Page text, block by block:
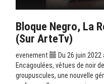
Bloque Negro, La
(sur ArteTv)
evenement
Du 26 juin
Encagoulées, vêtues de noir
groupuscules, une nouvelle